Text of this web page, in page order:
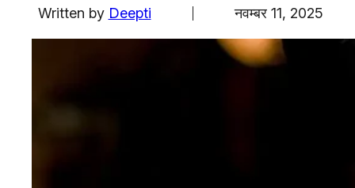
Facebook
Instagram
X
Written by Deepti नवम्बर 11, 2025